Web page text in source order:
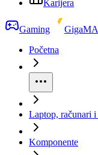
Karijera
Gaming
Početna
Laptop, računari
Komponente